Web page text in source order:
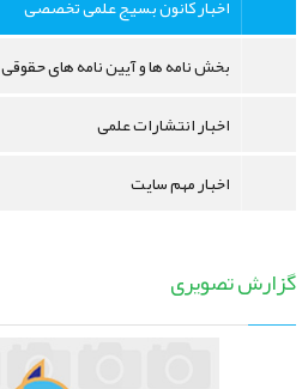
اخبار کانون بسیج علمی تخصصی
بخش نامه ها و آیین نامه های حقوقی
اخبار انتشارات علمی
اخبار مهم سایت
گزارش تصویری